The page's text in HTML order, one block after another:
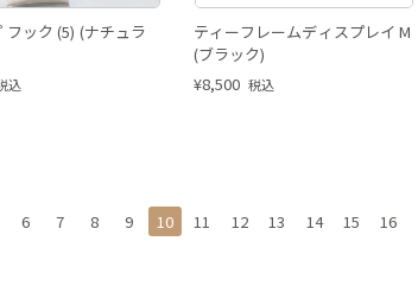
フック (5) (ナチュラ
込
ティーフレームディスプレイ M
(ブラック)
¥8,500 税込
6 7 8 9 10 11 12 13 14 15 16